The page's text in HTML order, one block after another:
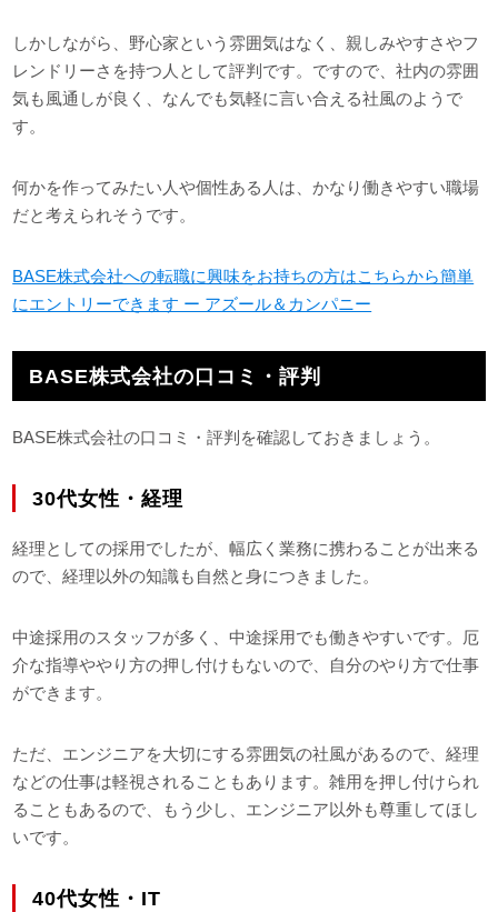
しかしながら、野心家という雰囲気はなく、親しみやすさやフ
レンドリーさを持つ人として評判です。ですので、社内の雰囲
気も風通しが良く、なんでも気軽に言い合える社風のようで
す。
何かを作ってみたい人や個性ある人は、かなり働きやすい職場
だと考えられそうです。
BASE株式会社への転職に興味をお持ちの方はこちらから簡単
にエントリーできます ー アズール＆カンパニー
BASE株式会社の口コミ・評判
BASE株式会社の口コミ・評判を確認しておきましょう。
30代女性・経理
経理としての採用でしたが、幅広く業務に携わることが出来る
ので、経理以外の知識も自然と身につきました。
中途採用のスタッフが多く、中途採用でも働きやすいです。厄
介な指導ややり方の押し付けもないので、自分のやり方で仕事
ができます。
ただ、エンジニアを大切にする雰囲気の社風があるので、経理
などの仕事は軽視されることもあります。雑用を押し付けられ
ることもあるので、もう少し、エンジニア以外も尊重してほし
いです。
40代女性・IT